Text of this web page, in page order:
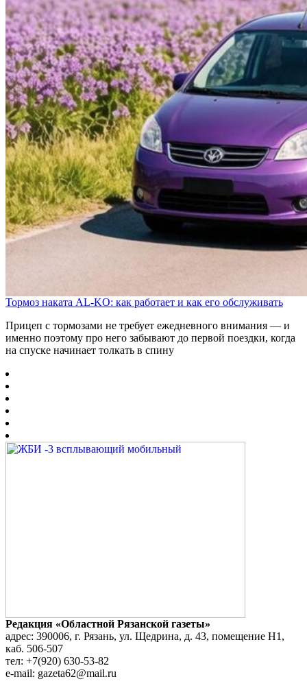
Тормоз наката AL-KO: как работает и как его обслуживать
Прицеп с тормозами не требует ежедневного внимания — и
именно поэтому про него забывают до первой поездки, когда
на спуске начинает толкать в спину
Редакция «Областной Рязанской газеты»
адрес: 390006, г. Рязань, ул. Щедрина, д. 43, помещение Н1,
каб. 506-507
тел: +7(920) 630-53-82
e-mail: gazeta62@mail.ru